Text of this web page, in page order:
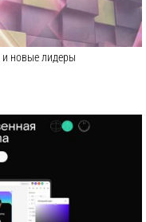
и новые лидеры